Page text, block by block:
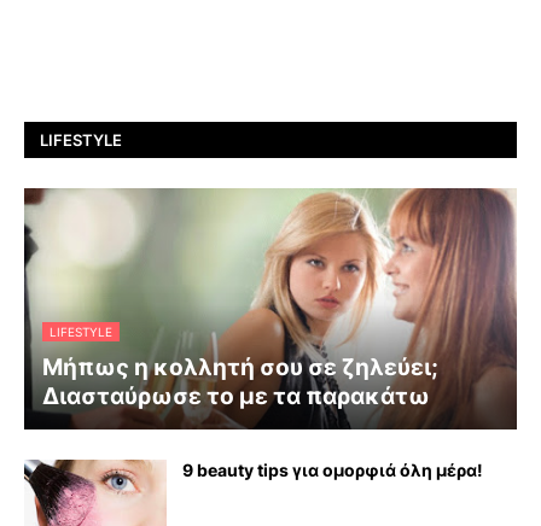
LIFESTYLE
LIFESTYLE
Μήπως η κολλητή σου σε ζηλεύει;
Διασταύρωσε το με τα παρακάτω
9 beauty tips για ομορφιά όλη μέρα!